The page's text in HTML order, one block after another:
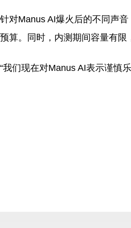
针对Manus AI爆火后的不同声
预算。同时，内测期间容量有限
“我们现在对Manus AI表示谨慎